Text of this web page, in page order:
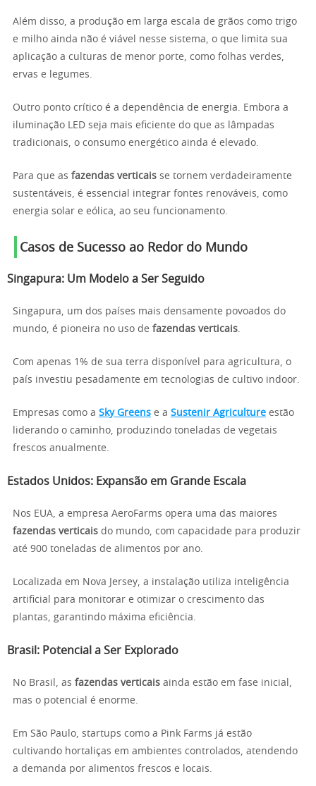
Além disso, a produção em larga escala de grãos como trigo
e milho ainda não é viável nesse sistema, o que limita sua
aplicação a culturas de menor porte, como folhas verdes,
ervas e legumes.
Outro ponto crítico é a dependência de energia. Embora a
iluminação LED seja mais eficiente do que as lâmpadas
tradicionais, o consumo energético ainda é elevado.
Para que as fazendas verticais se tornem verdadeiramente
sustentáveis, é essencial integrar fontes renováveis, como
energia solar e eólica, ao seu funcionamento.
Casos de Sucesso ao Redor do Mundo
Singapura: Um Modelo a Ser Seguido
Singapura, um dos países mais densamente povoados do
mundo, é pioneira no uso de fazendas verticais.
Com apenas 1% de sua terra disponível para agricultura, o
país investiu pesadamente em tecnologias de cultivo indoor.
Empresas como a Sky Greens e a Sustenir Agriculture estão
liderando o caminho, produzindo toneladas de vegetais
frescos anualmente.
Estados Unidos: Expansão em Grande Escala
Nos EUA, a empresa AeroFarms opera uma das maiores
fazendas verticais do mundo, com capacidade para produzir
até 900 toneladas de alimentos por ano.
Localizada em Nova Jersey, a instalação utiliza inteligência
artificial para monitorar e otimizar o crescimento das
plantas, garantindo máxima eficiência.
Brasil: Potencial a Ser Explorado
No Brasil, as fazendas verticais ainda estão em fase inicial,
mas o potencial é enorme.
Em São Paulo, startups como a Pink Farms já estão
cultivando hortaliças em ambientes controlados, atendendo
a demanda por alimentos frescos e locais.